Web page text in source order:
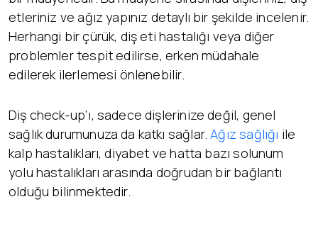
etleriniz ve ağız yapınız detaylı bir şekilde incelenir.
Herhangi bir çürük, diş eti hastalığı veya diğer
problemler tespit edilirse, erken müdahale
edilerek ilerlemesi önlenebilir.
Diş check-up’ı, sadece dişlerinize değil, genel
sağlık durumunuza da katkı sağlar.Ağız sağlığı ile
kalp hastalıkları, diyabet ve hatta bazı solunum
yolu hastalıkları arasında doğrudan bir bağlantı
olduğu bilinmektedir.